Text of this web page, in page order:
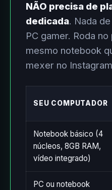
NÃO precisa de
dedicada. Nada
PC gamer. Roda
mesmo notebook
mexer no
SEU COMPUTADOR
Notebook básico (4
núcleos, 8GB RAM,
vídeo integrado)
PC ou notebook